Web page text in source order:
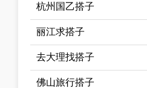
杭州国乙搭子
丽江求搭子
去大理找搭子
佛山旅行搭子